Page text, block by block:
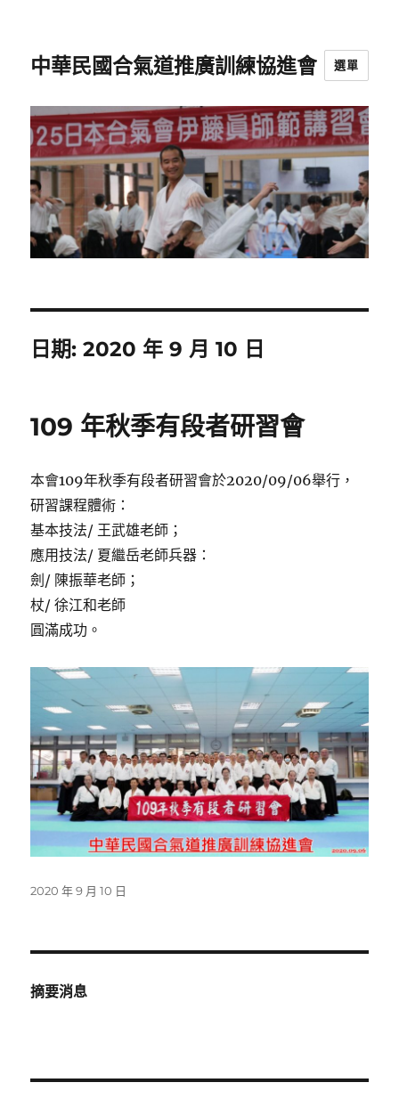
中華民國合氣道推廣訓練協進會 選單
日期:2020 年 9 月 10 日
109 年秋季有段者研習會
本會109年秋季有段者研習會於2020/09/06舉行，
研習課程體術：
基本技法/ 王武雄老師；
應用技法/ 夏繼岳老師兵器：
劍/ 陳振華老師；
杖/ 徐江和老師
圓滿成功。
發
2020 年 9 月 10 日
摘要消息